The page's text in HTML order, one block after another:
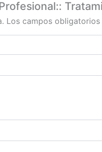
Los campos